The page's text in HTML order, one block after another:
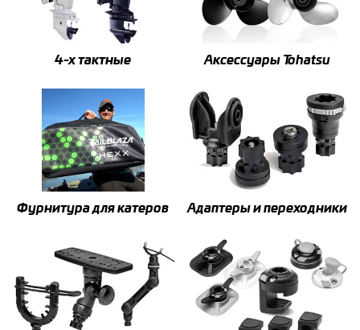
4-x тактные Аксессуары Tohatsu
Фурнитура для катеров Адаптеры и переходники